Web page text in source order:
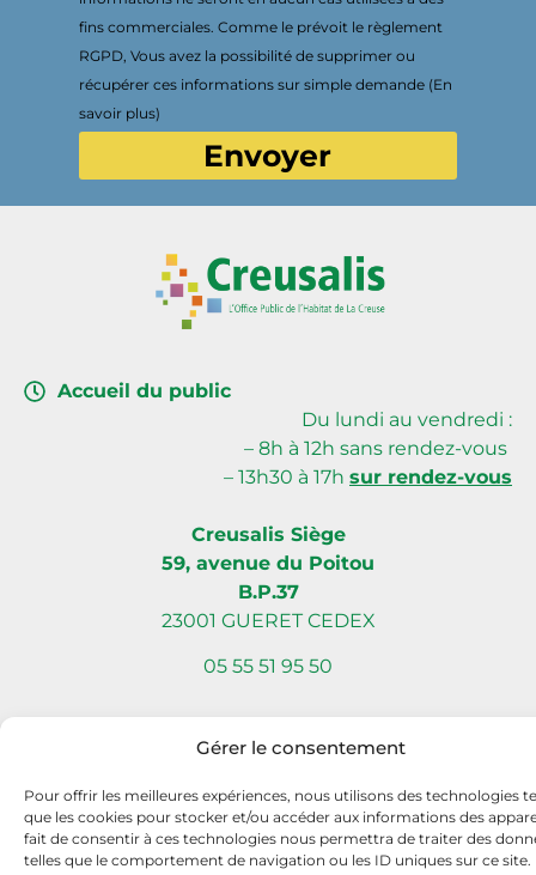
Gérer le consentement
Pour offrir les meilleures expériences, nous utilisons des technologies
que les cookies pour stocker et/ou accéder aux informations des
fait de consentir à ces technologies nous permettra de traiter des
telles que le comportement de navigation ou les ID uniques sur ce site.
fins commerciales. Comme le prévoit le règlement
RGPD, Vous avez la possibilité de supprimer ou
récupérer ces informations sur simple demande (En
savoir plus)
Envoyer
Accueil du public
Du lundi au vendredi :
– 8h à 12h sans rendez-vous
– 13h30 à 17h sur rendez-vous
Creusalis Siège
59, avenue du Poitou
B.P.37
23001 GUERET CEDEX
05 55 51 95 50
à Nantes Sud (Vallet)